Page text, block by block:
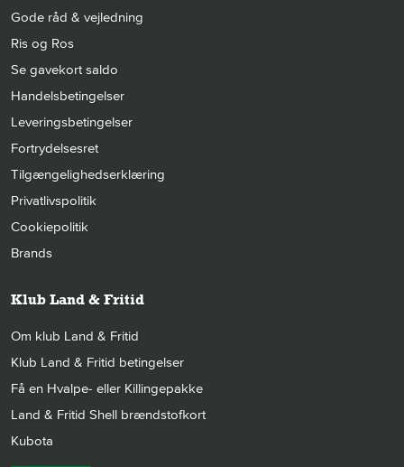
Gode råd & vejledning
Ris og Ros
Se gavekort saldo
Handelsbetingelser
Leveringsbetingelser
Fortrydelsesret
Tilgængelighedserklæring
Privatlivspolitik
Cookiepolitik
Brands
Klub Land & Fritid
Om klub Land & Fritid
Klub Land & Fritid betingelser
Få en Hvalpe- eller Killingepakke
Land & Fritid Shell brændstofkort
Kubota